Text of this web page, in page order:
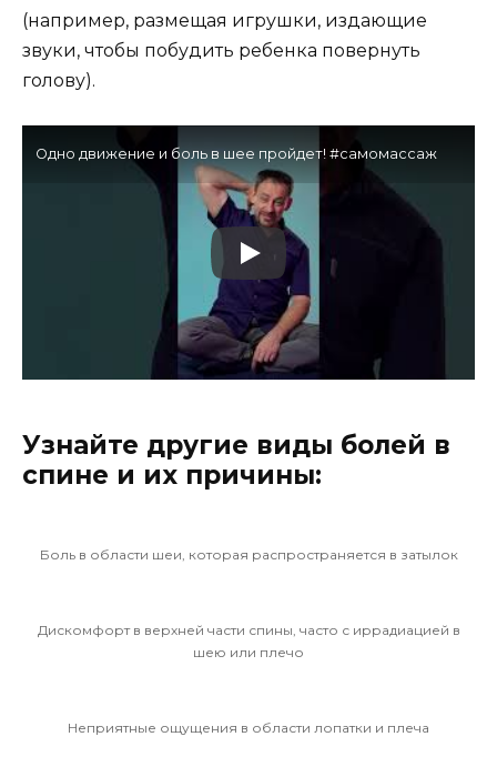
(например, размещая игрушки, издающие
звуки, чтобы побудить ребенка повернуть
голову).
Одно движение и боль в шее пройдет! #самомассаж
Узнайте другие виды болей в
спине и их причины:
Боль в области шеи, которая распространяется в затылок
Дискомфорт в верхней части спины, часто с иррадиацией в
шею или плечо
Неприятные ощущения в области лопатки и плеча